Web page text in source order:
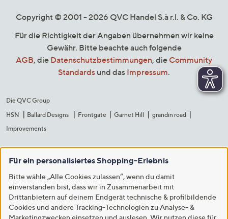
Copyright © 2001 - 2026 QVC Handel S.à r.l. & Co. KG
Für die Richtigkeit der Angaben übernehmen wir keine
Gewähr. Bitte beachte auch folgende
AGB, die Datenschutzbestimmungen, die Community
Standards und das Impressum.
Die QVC Group
HSN
Ballard Designs Frontgate Garnet Hill
grandin road
Improvements
Für ein personalisiertes Shopping-Erlebnis
Bitte wähle „Alle Cookies zulassen“, wenn du damit
einverstanden bist, dass wir in Zusammenarbeit mit
Drittanbietern auf deinem Endgerät technische & profilbildende
Cookies und andere Tracking-Technologien zu Analyse- &
Marketingzwecken einsetzen und auslesen. Wir nutzen diese für